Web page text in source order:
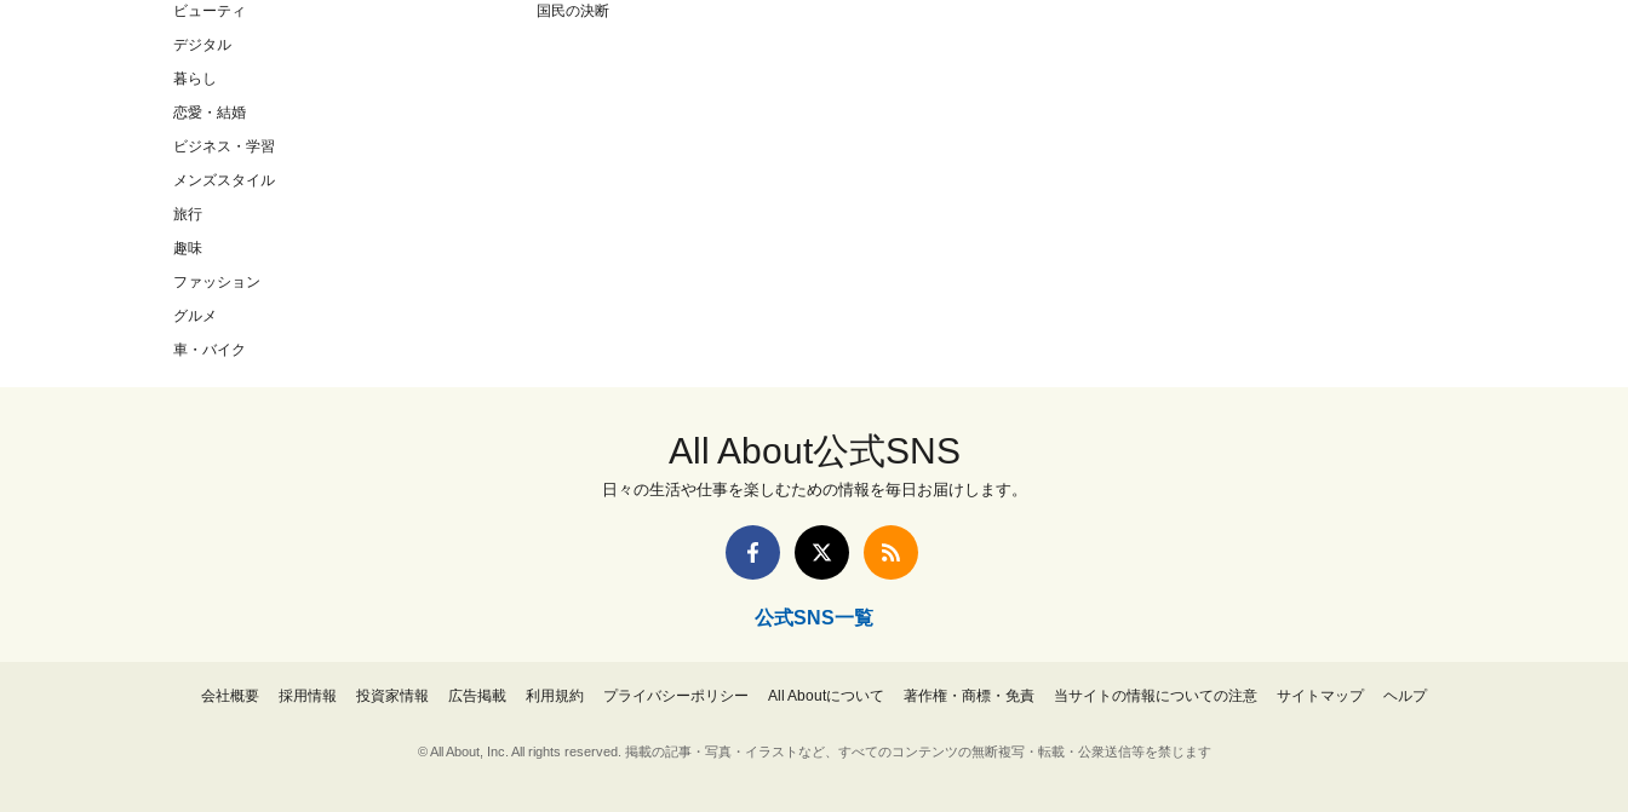
ビューティ
デジタル
暮らし
恋愛・結婚
ビジネス・学習
メンズスタイル
旅行
趣味
ファッション
グルメ
車・バイク
国民の決断
All About公式SNS
日々の生活や仕事を楽しむための情報を毎日お届けします。
公式SNS一覧
会社概要 採用情報 投資家情報 広告掲載 利用規約 プライバシーポリシー All Aboutについて 著作権・商標・免責 当サイトの情報についての注意 サイトマップ ヘルプ
© All About, Inc. All rights reserved. 掲載の記事・写真・イラストなど、すべてのコンテンツの無断複写・転載・公衆送信等を禁じます